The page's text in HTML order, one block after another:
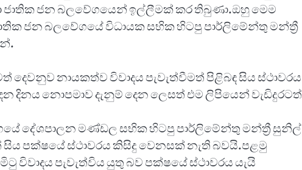
ජාතික ජන බලවේගයෙන් ඉල්ලීමක් කර තිබුණා.ඔහු මෙම
ජන බලවේගයේ විධායක සභික හිටපු පාර්ලිමේන්තු මන්ත්‍රී
දෙවනුව නායකත්ව විවාදය පැවැත්වීමත් පිළිබඳ සිය ස්ථාවරය
දිනය නොපමාව දැනුම් දෙන ලෙසත් එම ලිපියෙන් වැඩිදුරටත්
දේශපාලන මණ්ඩල සභික හිටපු පාර්ලිමේන්තු මන්ත්‍රී සුනිල්
පක්ෂයේ ස්ථාවරය කිසිදු වෙනසක් නැති බවයි.පළමු
පැවැත්විය යුතු බව පක්ෂයේ ස්ථාවරය යැයි